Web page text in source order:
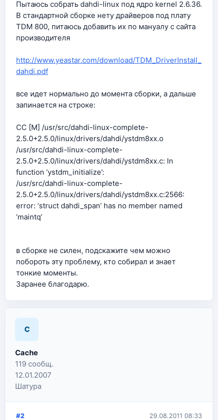
Пытаюсь собрать dahdi-linux под ядро kernel 2.6.36.
В стандартной сборке нету драйверов под плату
TDM 800, питаюсь добавить их по мануалу с сайта
производителя
http://www.yeastar.com/download/TDM_DriverInstall_
dahdi.pdf
все идет нормально до момента сборки, а дальше
запинается на строке:
CC [M] /usr/src/dahdi-linux-complete-
2.5.0+2.5.0/linux/drivers/dahdi/ystdm8xx.o
/usr/src/dahdi-linux-complete-
2.5.0+2.5.0/linux/drivers/dahdi/ystdm8xx.c: In
function ‘ystdm_initialize’:
/usr/src/dahdi-linux-complete-
2.5.0+2.5.0/linux/drivers/dahdi/ystdm8xx.c:2566:
error: ‘struct dahdi_span’ has no member named
‘maintq’
в сборке не силен, подскажите чем можно
побороть эту проблему, кто собирал и знает
тонкие моменты.
Заранее благодарю.
C
Cache
119 сообщ.
12.01.2007
Шатура
#2 29.08.2011 08:33